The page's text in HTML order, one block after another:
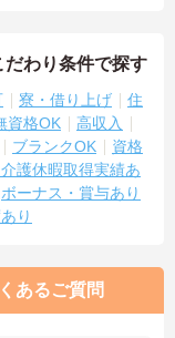
わり条件で探す
寮・借り上げ
住
資格OK
高収入
ブランクOK
資格
護休暇取得実績あ
ボーナス・賞与あり
り
あるご質問